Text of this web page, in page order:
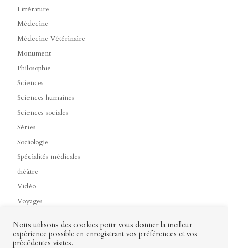
Littérature
Médecine
Médecine Vétérinaire
Monument
Philosophie
Sciences
Sciences humaines
Sciences sociales
Séries
Sociologie
Spécialités médicales
théâtre
Vidéo
Voyages
Contact Mon profil
Nous utilisons des cookies pour vous donner la meilleur
expérience possible en enregistrant vos préférences et vos
précédentes visites.